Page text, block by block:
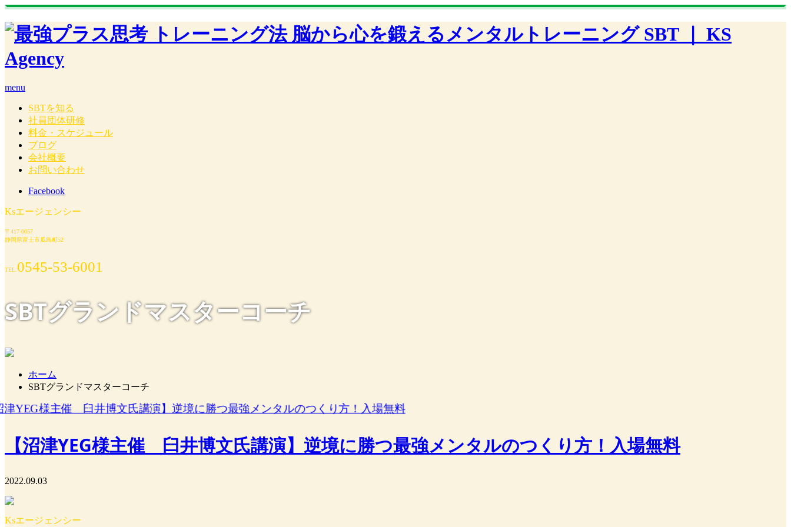
menu
SBTを知る
社員団体研修
料金・スケジュール
ブログ
会社概要
お問い合わせ
Facebook
Ksエージェンシー
〒417-0057
静岡県富士市瓜島町52
TEL. 0545-53-6001
SBTグランドマスターコーチ
ホーム
SBTグランドマスターコーチ
【沼津YEG様主催 臼井博文氏講演】逆境に勝つ最強メンタルのつくり方！入場無料
2022.09.03
Ksエージェンシー